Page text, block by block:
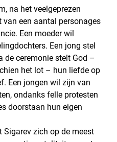
na het veelgeprezen
van een aantal personages
Een moeder wil
Een jong stel
de ceremonie stelt God –
het lot – hun liefde op
Een jongen wil zijn van
ondanks felle protesten
doorstaan hun eigen
Sigarev zich op de meest